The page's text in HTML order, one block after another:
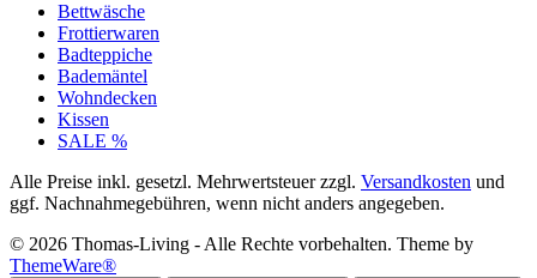
Bettwäsche
Frottierwaren
Badteppiche
Bademäntel
Wohndecken
Kissen
SALE %
Alle Preise inkl. gesetzl. Mehrwertsteuer zzgl. Versandkosten und
ggf. Nachnahmegebühren, wenn nicht anders angegeben.
© 2026 Thomas-Living - Alle Rechte vorbehalten. Theme by
ThemeWare®